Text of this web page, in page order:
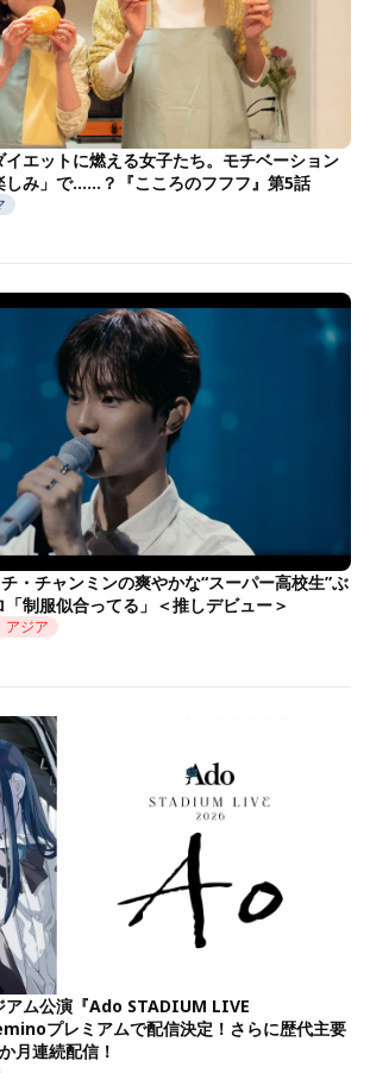
エットに燃える女子たち。モチベーション
しみ」で……？『こころのフフフ』第5話
・チャンミンの爽やかな“スーパー高校生”ぶ
「制服似合ってる」＜推しデビュー＞
アジア
アム公演『Ado STADIUM LIVE
プレミアムで配信決定！さらに歴代主要
月連続配信！